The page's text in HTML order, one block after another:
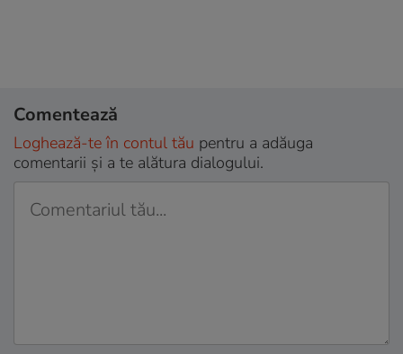
Comentează
Loghează-te în contul tău pentru a adăuga
comentarii și a te alătura dialogului.